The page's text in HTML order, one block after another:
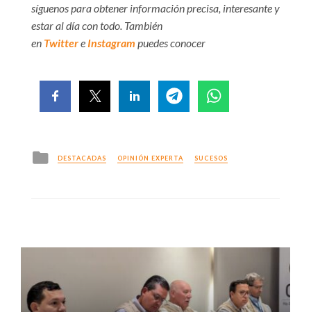
síguenos para obtener información precisa, interesante y
estar al día con todo. También
en Twittere Instagram puedes conocer
Posted
in
DESTACADAS OPINIÓN EXPERTA SUCESOS